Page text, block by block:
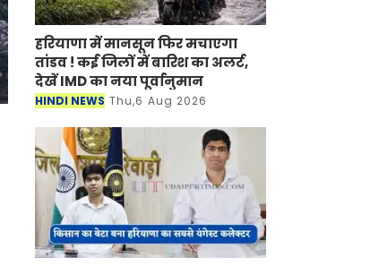
हरियाणा में मानसून फिर मचाएगा
तांडव ! कई जिलों में बारिश का अलर्ट,
देखें IMD का नया पूर्वानुमान
HINDI NEWS Thu,6 Aug 2026